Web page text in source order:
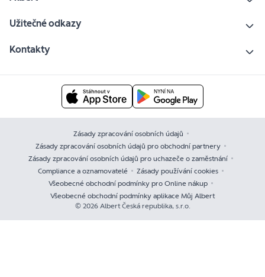
Užitečné odkazy
Kontakty
Zásady zpracování osobních údajů
Zásady zpracování osobních údajů pro obchodní partnery
Zásady zpracování osobních údajů pro uchazeče o zaměstnání
Compliance a oznamovatelé
Zásady používání cookies
Všeobecné obchodní podmínky pro Online nákup
Všeobecné obchodní podmínky aplikace Můj Albert
© 2026 Albert Česká republika, s.r.o.